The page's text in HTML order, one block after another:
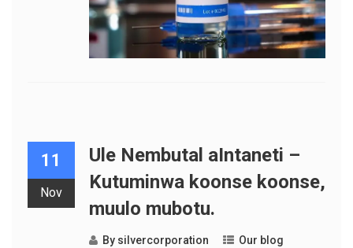
11
Nov
Ule Nembutal aIntaneti –
Kutuminwa koonse koonse,
muulo mubotu.
By silvercorporation
Our blog